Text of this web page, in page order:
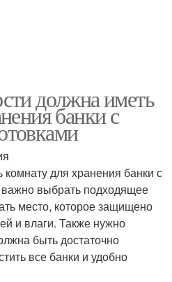
должна иметь
банки с
для хранения банки с
выбрать подходящее
место, которое защищено
и влаги. Также нужно
быть достаточно
все банки и удобно